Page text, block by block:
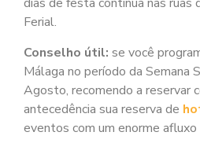
Ferial.
Conselho útil: se você
Málaga no período da Semana
Agosto, recomendo a reservar
antecedência sua reserva de
eventos com um enorme